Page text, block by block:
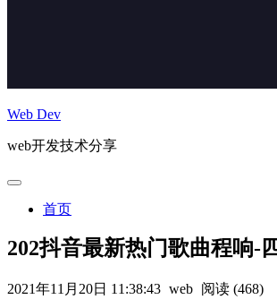
Web Dev
web开发技术分享
首页
202抖音最新热门歌曲程响-
2021年11月20日 11:38:43 web 阅读 (468)